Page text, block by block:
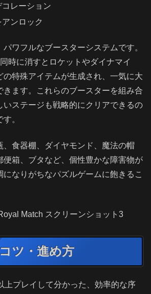
レーション
ンロック
ワフルなブースターシステムです。
時に消すとロケットやダイナマイ
の特殊アイテムが生成され、一気に大
きます。これらのブースターを組み合
いステージも戦略的にクリアできるの
。
、食器棚、ダイヤモンド、魔法の帽
便箱、ブタなど、個性豊かな障害物が
なりがちなパズルゲームに飽きるこ
ツ・進め方
上プレイして分かった、効率的な序